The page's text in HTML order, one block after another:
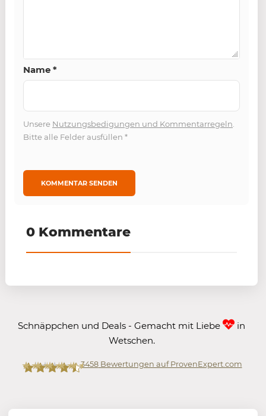
Name *
Unsere Nutzungsbedigungen und Kommentarregeln
Bitte alle Felder ausfüllen *
0 Kommentare
Schnäppchen und Deals - Gemacht mit Liebe
in
Wetschen.
3458Bewertungen auf ProvenExpert.com